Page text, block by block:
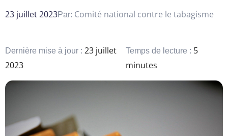
23 juillet 2023Par: Comité national contre le tabagisme
Dernière mise à jour : 23 juillet
2023
Temps de lecture : 5
minutes